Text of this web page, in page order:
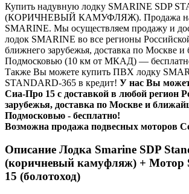
Купить надувную лодку SMARINE SDP
(КОРИЧНЕВЫЙ КАМУФЛЯЖ). Продажа
SMARINE. Мы осуществляем продажу и
лодок SMARINE во все регионы
ближнего зарубежья, доставка по Москве
Подмосковью (10 км от МКАД) —
Также Вы можете купить ПВХ лодку
STANDARD-365 в кредит! У нас Вы
Сиа-Про 15 с доставкой в любой регион
зарубежья, доставка по Москве и
Подмосковью - бесплатно!
Возможна продажа подвесных моторов
Описание Лодка Smarine SDP
(коричневый камуфляж) + Мотор
15 (болотоход)